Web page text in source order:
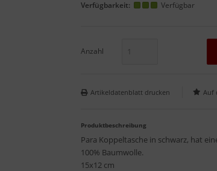
Verfügbarkeit: Verfügbar
Anzahl
Artikeldatenblatt drucken
Produktbeschreibung
Para Koppeltasche in schwarz, hat
100% Baumwolle.
15x12 cm